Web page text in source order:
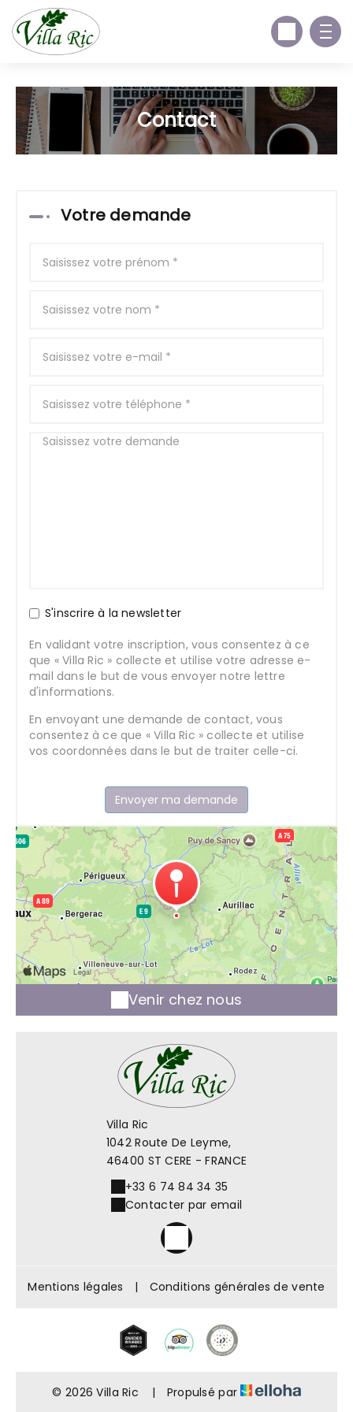
Contact
Votre demande
S'inscrire à la newsletter
En validant votre inscription, vous consentez à ce
que « Villa Ric » collecte et utilise votre adresse e-
mail dans le but de vous envoyer notre lettre
d'informations.
En envoyant une demande de contact, vous
consentez à ce que « Villa Ric » collecte et utilise
vos coordonnées dans le but de traiter celle-ci.
Venir chez nous
Villa Ric
1042 Route De Leyme,
46400 ST CERE - FRANCE
+33 6 74 84 34 35
Contacter par email
Mentions légales | Conditions générales de vente
© 2026 Villa Ric | Propulsé par